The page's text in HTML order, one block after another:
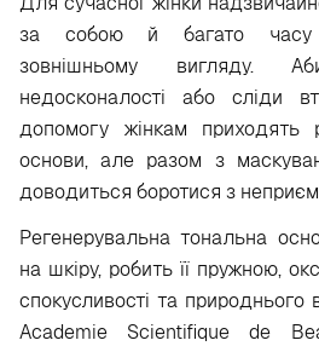
за собою й багато часу
зовнішньому вигляду.
недосконалості або сліди
допомогу жінкам приходять
основи, але разом з
доводиться боротися з
Регенерувальна тональна
на шкіру, робить її пружною,
спокусливості та природнього
Academie Scientifique de